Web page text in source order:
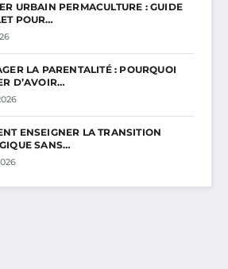
URBAIN PERMACULTURE : GUIDE
POUR…
LA PARENTALITÉ : POURQUOI
D’AVOIR…
ENSEIGNER LA TRANSITION
SANS…